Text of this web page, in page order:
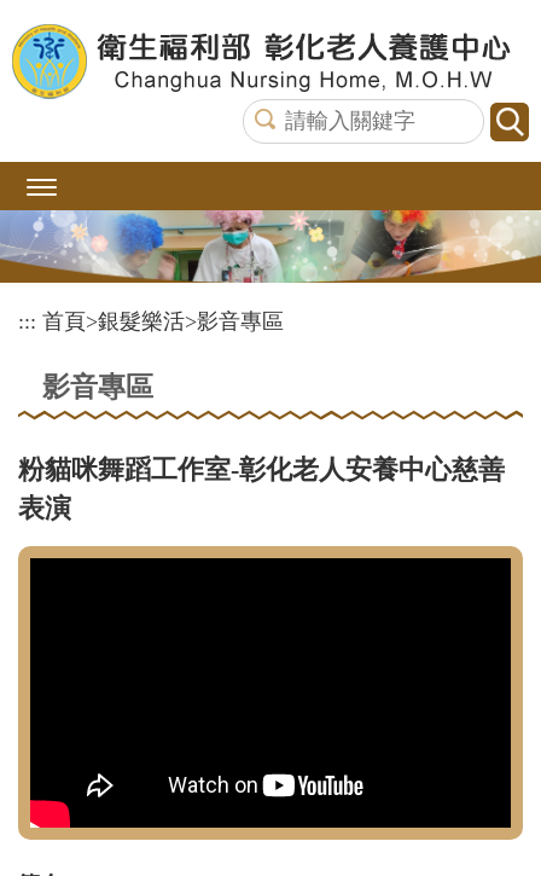
到
主
::: 首頁>銀髮樂活>影音專區
影音專區
粉貓咪舞蹈工作室-彰化老人安養中心慈善
表演